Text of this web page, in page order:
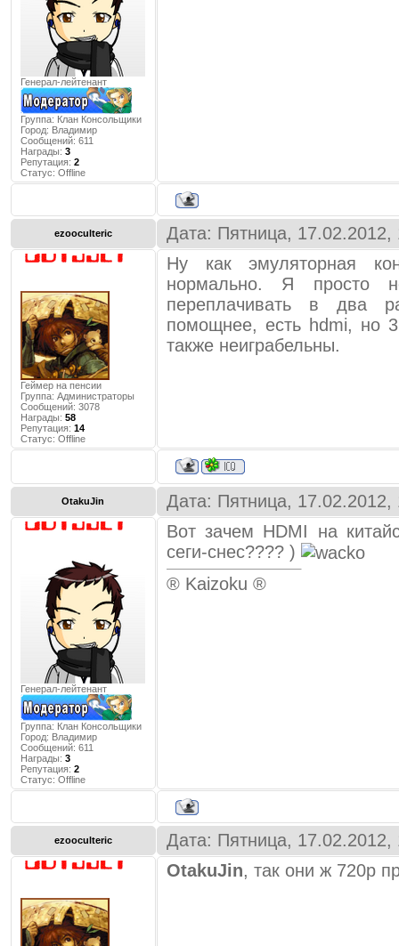
Генерал-лейтенант
Группа: Клан Консольщики
Город: Владимир
Сообщений: 611
Награды: 3
Репутация: 2
Статус: Offline
ezooculteric Дата: Пятница,
Геймер на пенсии
Группа: Администраторы
Сообщений: 3078
Награды: 58
Репутация: 14
Статус: Offline
Ну как эмуляторная
нормально. Я просто
переплачивать в два
помощнее, есть hdmi, но
также неиграбельны.
OtakuJin Дата: Пятница,
Генерал-лейтенант
Группа: Клан Консольщики
Город: Владимир
Сообщений: 611
Награды: 3
Репутация: 2
Статус: Offline
Вот зачем HDMI на
сеги-снес???? )
® Kaizoku ®
ezooculteric Дата: Пятница,
OtakuJin, так они ж 720p